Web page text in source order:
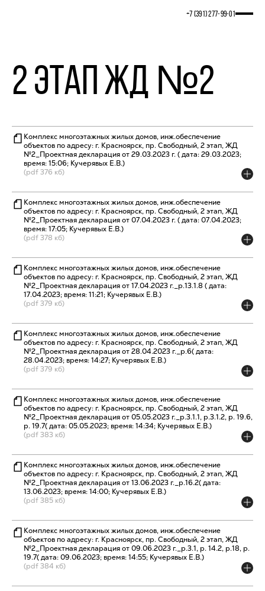
+7 (391) 277‒99‒01
2 этап ЖД №2
Комплекс многоэтажных жилых домов, инж.обеспечение
объектов по адресу: г. Красноярск, пр. Свободный, 2 этап, ЖД
№2_Проектная декларация от 29.03.2023 г. ( дата: 29.03.2023;
время: 15:06; Кучерявых Е.В.)
(pdf 376 кб)
Комплекс многоэтажных жилых домов, инж.обеспечение
объектов по адресу: г. Красноярск, пр. Свободный, 2 этап, ЖД
№2_Проектная декларация от 07.04.2023 г. ( дата: 07.04.2023;
время: 17:05; Кучерявых Е.В.)
(pdf 378 кб)
Комплекс многоэтажных жилых домов, инж.обеспечение
объектов по адресу: г. Красноярск, пр. Свободный, 2 этап, ЖД
№2_Проектная декларация от 17.04.2023 г._р.13.1.8 ( дата:
17.04.2023; время: 11:21; Кучерявых Е.В.)
(pdf 379 кб)
Комплекс многоэтажных жилых домов, инж.обеспечение
объектов по адресу: г. Красноярск, пр. Свободный, 2 этап, ЖД
№2_Проектная декларация от 28.04.2023 г._р.6( дата:
28.04.2023; время: 14:27; Кучерявых Е.В.)
(pdf 379 кб)
Комплекс многоэтажных жилых домов, инж.обеспечение
объектов по адресу: г. Красноярск, пр. Свободный, 2 этап, ЖД
№2_Проектная декларация от 05.05.2023 г._р.3.1.1, р.3.1.2, р. 19.6,
р. 19.7( дата: 05.05.2023; время: 14:34; Кучерявых Е.В.)
(pdf 383 кб)
Комплекс многоэтажных жилых домов, инж.обеспечение
объектов по адресу: г. Красноярск, пр. Свободный, 2 этап, ЖД
№2_Проектная декларация от 13.06.2023 г._р.16.2( дата:
13.06.2023; время: 14:00; Кучерявых Е.В.)
(pdf 385 кб)
Комплекс многоэтажных жилых домов, инж.обеспечение
объектов по адресу: г. Красноярск, пр. Свободный, 2 этап, ЖД
№2_Проектная декларация от 09.06.2023 г._р.3.1, р. 14.2, р.18, р.
19.7( дата: 09.06.2023; время: 14:55; Кучерявых Е.В.)
(pdf 384 кб)